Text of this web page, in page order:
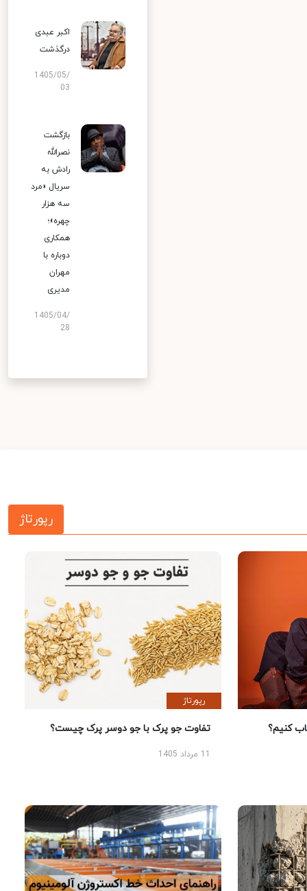
اکبر عبدی
درگذشت
1405/05/
03
بازگشت
نصرالله
رادش به
سریال «مرد
سه هزار
چهره»؛
همکاری
دوباره با
مهران
مدیری
1405/04/
28
رپورتاژ
کنیم؟
رپورتاژ
تفاوت جو پرک با جو دوسر پرک چیست؟